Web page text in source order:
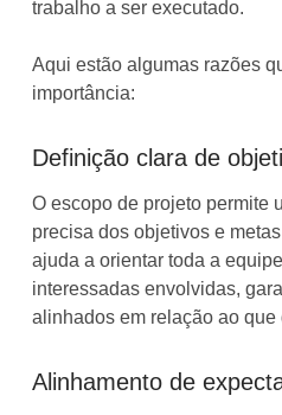
trabalho a ser executado.
Aqui estão algumas razões
importância:
Definição clara de
O escopo de projeto permite
precisa dos objetivos e
ajuda a orientar toda a
interessadas envolvidas,
alinhados em relação ao que
Alinhamento de